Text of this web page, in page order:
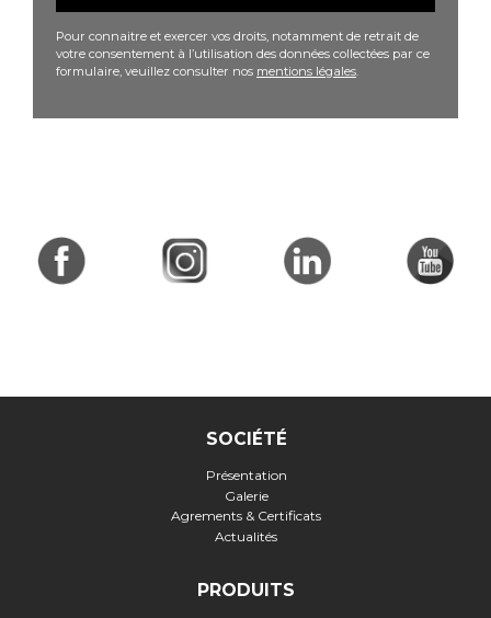
Pour connaitre et exercer vos droits, notamment de retrait de
votre consentement à l’utilisation des données collectées par ce
formulaire, veuillez consulter nos mentions légales.
SOCIÉTÉ
Présentation
Galerie
Agrements & Certificats
Actualités
PRODUITS